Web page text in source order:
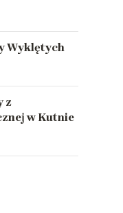
Wyklętych
z
w Kutnie